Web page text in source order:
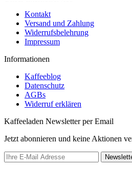
Kontakt
Versand und Zahlung
Widerrufsbelehrung
Impressum
Informationen
Kaffeeblog
Datenschutz
AGBs
Widerruf erklären
Kaffeeladen Newsletter per Email
Jetzt abonnieren und keine Aktionen